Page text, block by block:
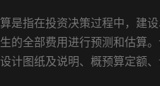
指在投资决策过程中，建设
的全部费用进行预测和估算
计图纸及说明、概预算定额、